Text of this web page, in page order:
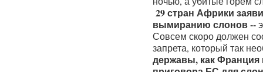
29 стран Африки
вымиранию слонов --
Совсем скоро должен
запрета, который так
державы, как Франция